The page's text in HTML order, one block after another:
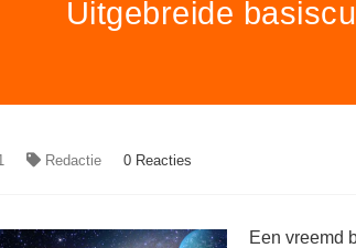
Uitgebreide
Redactie 0 Reacties
Een vreemd